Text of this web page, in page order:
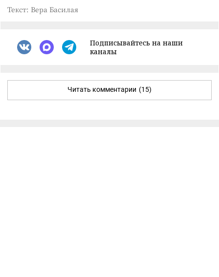
Текст: Вера Басилая
Подписывайтесь на наши
каналы
Читать комментарии (15)